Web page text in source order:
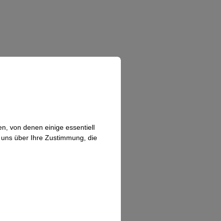
von denen einige essentiell
über Ihre Zustimmung, die